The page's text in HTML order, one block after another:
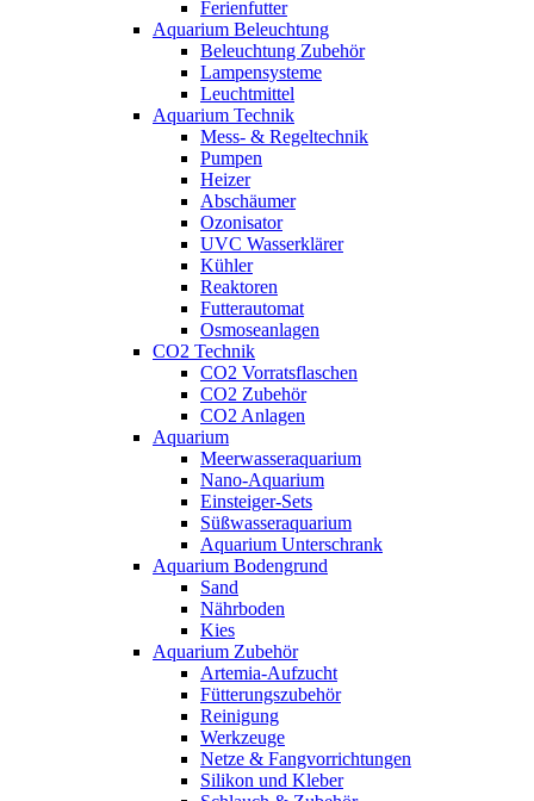
Ferienfutter
Aquarium Beleuchtung
Beleuchtung Zubehör
Lampensysteme
Leuchtmittel
Aquarium Technik
Mess- & Regeltechnik
Pumpen
Heizer
Abschäumer
Ozonisator
UVC Wasserklärer
Kühler
Reaktoren
Futterautomat
Osmoseanlagen
CO2 Technik
CO2 Vorratsflaschen
CO2 Zubehör
CO2 Anlagen
Aquarium
Meerwasseraquarium
Nano-Aquarium
Einsteiger-Sets
Süßwasseraquarium
Aquarium Unterschrank
Aquarium Bodengrund
Sand
Nährboden
Kies
Aquarium Zubehör
Artemia-Aufzucht
Fütterungszubehör
Reinigung
Werkzeuge
Netze & Fangvorrichtungen
Silikon und Kleber